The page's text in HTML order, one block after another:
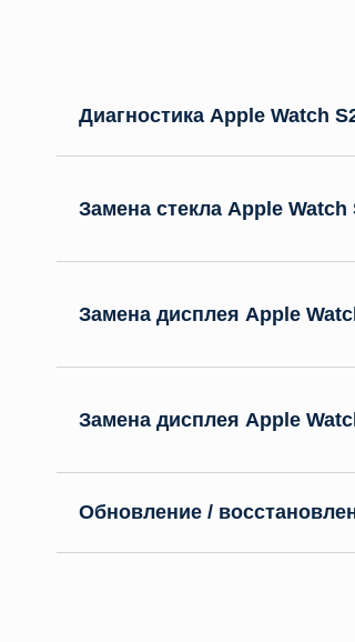
Диагностика Apple Watch
Замена стекла Apple Watch
Замена дисплея Apple
Замена дисплея Apple
Обновление /